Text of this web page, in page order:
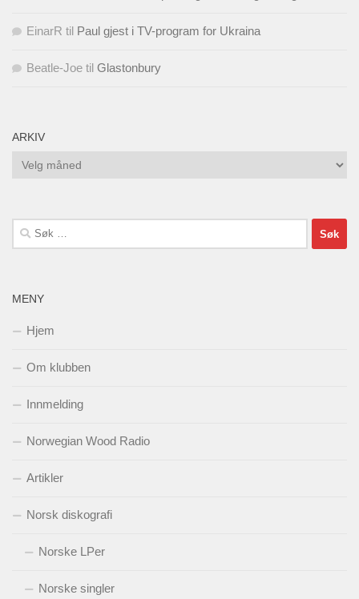
EinarR til Paul gjest i TV-program for Ukraina
Beatle-Joe til Glastonbury
ARKIV
Arkiv
Søk
etter:
MENY
Hjem
Om klubben
Innmelding
Norwegian Wood Radio
Artikler
Norsk diskografi
Norske LPer
Norske singler